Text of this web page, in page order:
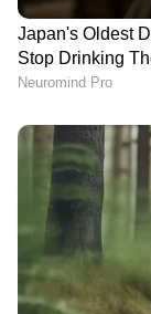
വരെ,Bigg
Mollywood
Interview
News
Movie
Box Office